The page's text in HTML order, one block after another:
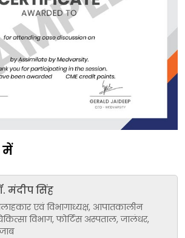
में
मंदीप सिंह
एवं विभागाध्यक्ष, आपातकालीन
विभाग, फोर्टिस अस्पताल, जालंधर,